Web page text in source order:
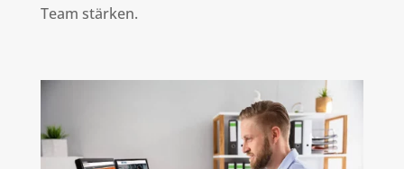
Team stärken.